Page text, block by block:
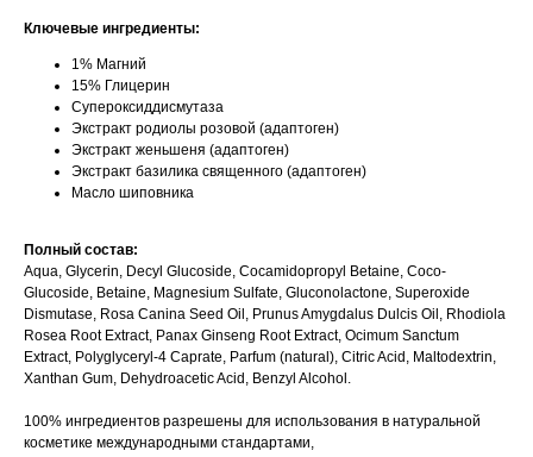
Ключевые ингредиенты:
1% Магний
15% Глицерин
Супероксиддисмутаза
Экстракт родиолы розовой (адаптоген)
Экстракт женьшеня (адаптоген)
Экстракт базилика священного (адаптоген)
Масло шиповника
Полный состав:
Aqua, Glycerin, Decyl Glucoside, Cocamidopropyl Betaine, Coco-
Glucoside, Betaine, Magnesium Sulfate, Gluconolactone, Superoxide
Dismutase, Rosa Canina Seed Oil, Prunus Amygdalus Dulcis Oil, Rhodiola
Rosea Root Extract, Panax Ginseng Root Extract, Ocimum Sanctum
Extract, Polyglyceryl-4 Caprate, Parfum (natural), Citric Acid, Maltodextrin,
Xanthan Gum, Dehydroacetic Acid, Benzyl Alcohol.
100% ингредиентов разрешены для использования в натуральной
косметике международными стандартами,